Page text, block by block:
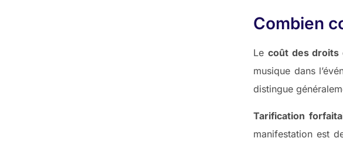
Combien
Le coût des droits
musique dans
distingue
Tarification
manifestation est